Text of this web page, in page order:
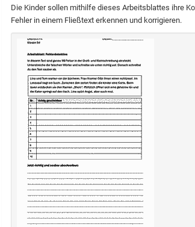
Die Kinder sollen mithilfe dieses Arbeitsblattes ihre
Fehler in einem Fließtext erkennen und korrigieren.